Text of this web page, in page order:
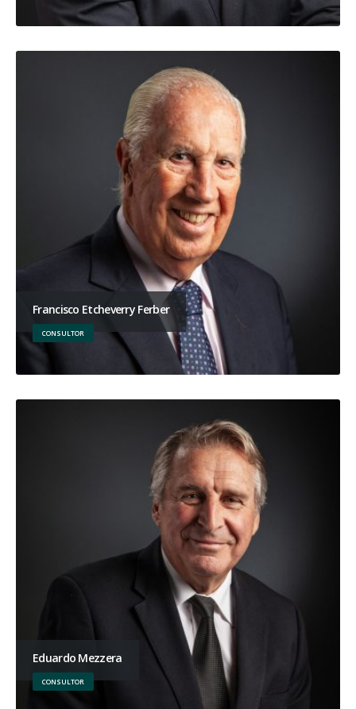
Francisco Etcheverry Ferber
CONSULTOR
Eduardo Mezzera
CONSULTOR